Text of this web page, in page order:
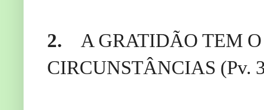
2.
A GRATIDÃO TEM
CIRCUNSTÂNCIAS (Pv.